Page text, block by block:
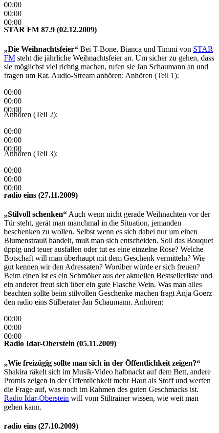
00:00
00:00
00:00
STAR FM 87.9 (02.12.2009)
„Die Weihnachtsfeier“ Bei T-Bone, Bianca und Timmi von STAR
FM steht die jährliche Weihnachtsfeier an. Um sicher zu gehen, dass
sie möglichst viel richtig machen, rufen sie Jan Schaumann an und
fragen um Rat. Audio-Stream anhören: Anhören (Teil 1):
00:00
00:00
00:00
Anhören (Teil 2):
00:00
00:00
00:00
Anhören (Teil 3):
00:00
00:00
00:00
radio eins (27.11.2009)
„Stilvoll schenken“ Auch wenn nicht gerade Weihnachten vor der
Tür steht, gerät man manchmal in die Situation, jemanden
beschenken zu wollen. Selbst wenn es sich dabei nur um einen
Blumenstrauß handelt, muß man sich entscheiden. Soll das Bouquet
üppig und teuer ausfallen oder tut es eine einzelne Rose? Welche
Botschaft will man überhaupt mit dem Geschenk vermitteln? Wie
gut kennen wir den Adressaten? Worüber würde er sich freuen?
Beim einen ist es ein Schmöker aus der aktuellen Bestsellerliste und
ein anderer freut sich über ein gute Flasche Wein. Was man alles
beachten sollte beim stilvollen Geschenke machen fragt Anja Goerz
den radio eins Stilberater Jan Schaumann. Anhören:
00:00
00:00
00:00
Radio Idar-Oberstein (05.11.2009)
„Wie freizügig sollte man sich in der Öffentlichkeit zeigen?“
Shakira räkelt sich im Musik-Video halbnackt auf dem Bett, andere
Promis zeigen in der Öffentlichkeit mehr Haut als Stoff und werfen
die Frage auf, was noch im Rahmen des guten Geschmacks ist.
Radio Idar-Oberstein will vom Stiltrainer wissen, wie weit man
gehen kann.
radio eins (27.10.2009)